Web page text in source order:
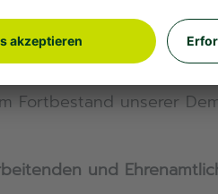
erhält und
und Wähler ihre
Staates. Für die
unserer
und